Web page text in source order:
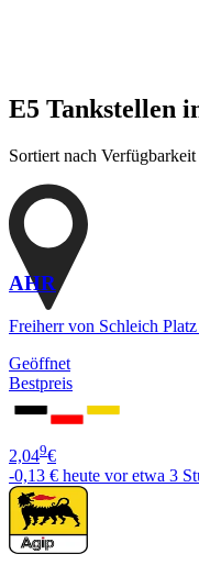
E5 Tankstellen
Sortiert nach
AHR
Freiherr von Schleich
Geöffnet
Bestpreis
2,049€
-0,13 € heute vor etwa 3